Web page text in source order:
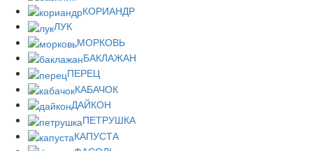
КОРИАНДР
ЛУК
МОРКОВЬ
БАКЛАЖАН
ПЕРЕЦ
КАБАЧОК
ДАЙКОН
ПЕТРУШКА
КАПУСТА